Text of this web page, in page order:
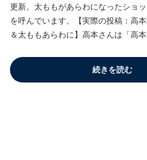
更新。太ももがあらわになったショ
を呼んでいます。【実際の投稿：高
＆太ももあらわに】高本さんは「高
続きを読む